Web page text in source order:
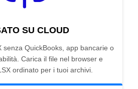
SU CLOUD
senza QuickBooks, app bancarie o
Carica il file nel browser e
ordinato per i tuoi archivi.